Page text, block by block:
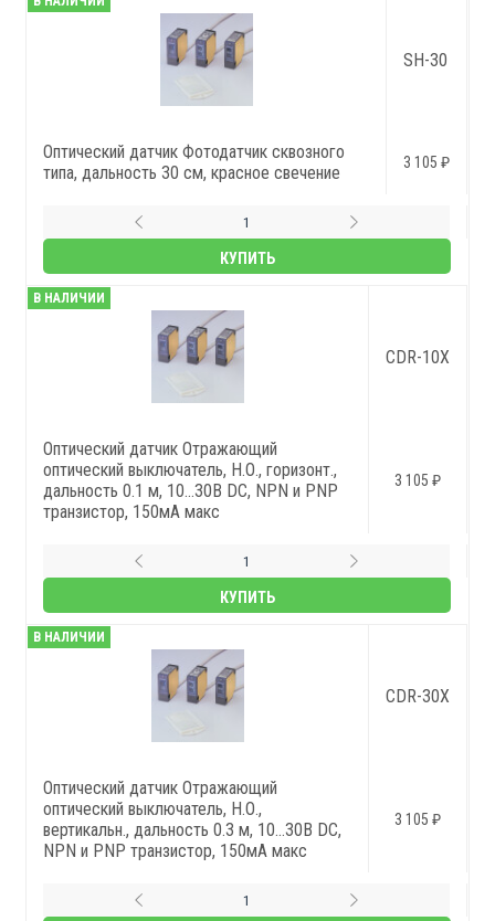
SH-30
Оптический датчик Фотодатчик сквозного
типа, дальность 30 см, красное свечение
3 105 ₽
КУПИТЬ
В НАЛИЧИИ
CDR-10X
Оптический датчик Отражающий
оптический выключатель, Н.О., горизонт.,
дальность 0.1 м, 10…30В DC, NPN и PNP
транзистор, 150мА макс
3 105 ₽
КУПИТЬ
В НАЛИЧИИ
CDR-30X
Оптический датчик Отражающий
оптический выключатель, Н.О.,
вертикальн., дальность 0.3 м, 10…30В DC,
NPN и PNP транзистор, 150мА макс
3 105 ₽